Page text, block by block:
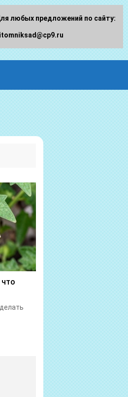
любых предложений по сайту: